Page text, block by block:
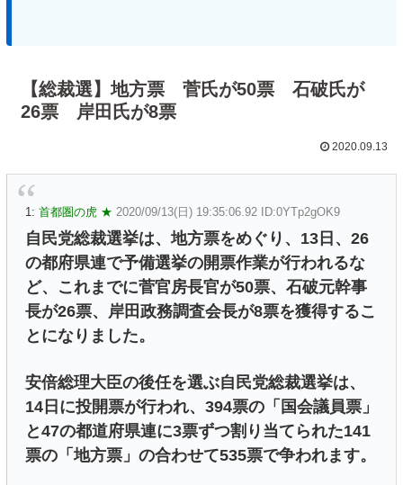
【総裁選】地方票 菅氏が50票 石破氏が
26票 岸田氏が8票
2020.09.13
1: 首都圏の虎 ★ 2020/09/13(日) 19:35:06.92 ID:0YTp2gOK9
自民党総裁選挙は、地方票をめぐり、13日、26
の都府県連で予備選挙の開票作業が行われるな
ど、これまでに菅官房長官が50票、石破元幹事
長が26票、岸田政務調査会長が8票を獲得するこ
とになりました。
安倍総理大臣の後任を選ぶ自民党総裁選挙は、
14日に投開票が行われ、394票の「国会議員票」
と47の都道府県連に3票ずつ割り当てられた141
票の「地方票」の合わせて535票で争われます。